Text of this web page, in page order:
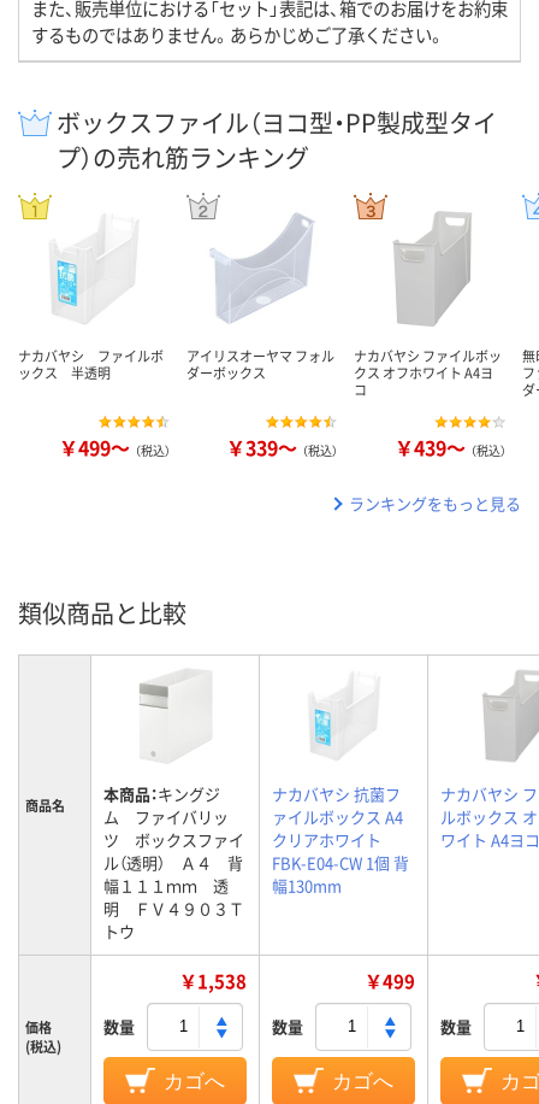
また、販売単位における「セット」表記は、箱でのお届けをお約束
するものではありません。あらかじめご了承ください。
ボックスファイル（ヨコ型・PP製成型タイ
プ）の売れ筋ランキング
ナカバヤシ ファイルボ
ックス 半透明
￥499～ （税込）
アイリスオーヤマ フォル
ダーボックス
￥339～ （税込）
ナカバヤシ ファイルボッ
クス オフホワイト A4ヨ
コ
￥439～ （税込）
無
ランキングをもっと見る
類似商品と比較
商品名 本商品：キングジ
ム ファイバリッ
ツ ボックスファイ
ル（透明） Ａ４ 背
幅１１１ｍｍ 透
明 ＦＶ４９０３Ｔ
トウ
ナカバヤシ 抗菌フ
ァイルボックス A4
クリアホワイト
FBK-E04-CW 1個 背
幅130mm
ナカバヤシ
ルボックス
ワイト A4ヨコ
価格
(税込)
￥1,538
数量
カゴへ
￥499
数量
カゴへ
数量
カ